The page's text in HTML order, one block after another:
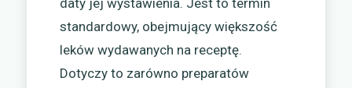
daty jej wystawienia. Jest to termin
standardowy, obejmujący większość
leków wydawanych na receptę.
Dotyczy to zarówno preparatów